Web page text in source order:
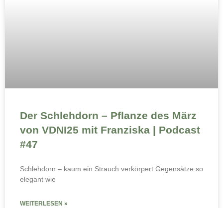
Der Schlehdorn – Pflanze des März
von VDNI25 mit Franziska | Podcast
#47
Schlehdorn – kaum ein Strauch verkörpert Gegensätze so
elegant wie
WEITERLESEN »